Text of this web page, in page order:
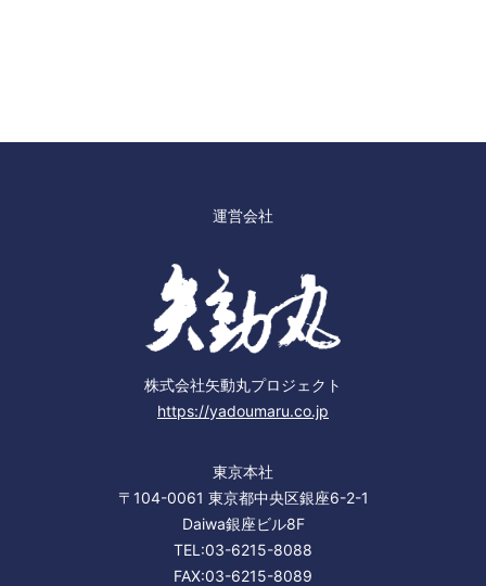
運営会社
株式会社矢動丸プロジェクト
https://yadoumaru.co.jp
東京本社
〒104-0061 東京都中央区銀座6-2-1
Daiwa銀座ビル8F
TEL:03-6215-8088
FAX:03-6215-8089